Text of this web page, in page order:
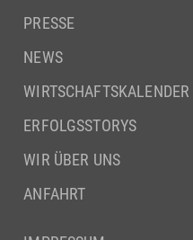
PRESSE
NEWS
WIRTSCHAFTSKALENDER
ERFOLGSSTORYS
WIR ÜBER UNS
ANFAHRT